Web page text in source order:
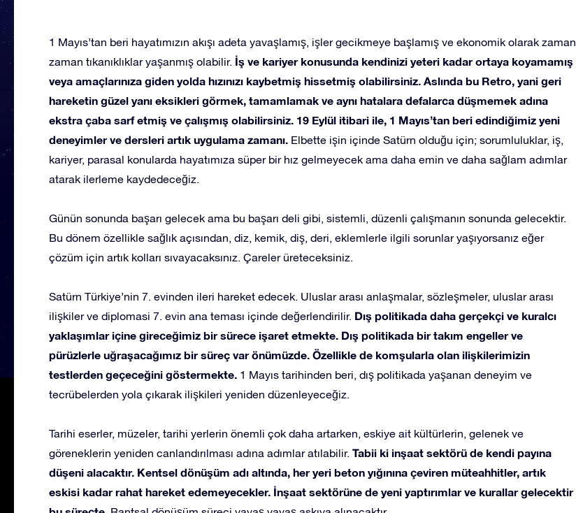
1 Mayıs’tan beri hayatımızın akışı adeta yavaşlamış, işler gecikmeye başlamış ve ekonomik olarak zaman
zaman tıkanıklıklar yaşanmış olabilir. İş ve kariyer konusunda kendinizi yeteri kadar ortaya koyamamış
veya amaçlarınıza giden yolda hızınızı kaybetmiş hissetmiş olabilirsiniz. Aslında bu Retro, yani geri
hareketin güzel yanı eksikleri görmek, tamamlamak ve aynı hatalara defalarca düşmemek adına
ekstra çaba sarf etmiş ve çalışmış olabilirsiniz. 19 Eylül itibari ile, 1 Mayıs’tan beri edindiğimiz yeni
deneyimler ve dersleri artık uygulama zamanı. Elbette işin içinde Satürn olduğu için; sorumluluklar, iş,
kariyer, parasal konularda hayatımıza süper bir hız gelmeyecek ama daha emin ve daha sağlam adımlar
atarak ilerleme kaydedeceğiz.
Günün sonunda başarı gelecek ama bu başarı deli gibi, sistemli, düzenli çalışmanın sonunda gelecektir.
Bu dönem özellikle sağlık açısından, diz, kemik, diş, deri, eklemlerle ilgili sorunlar yaşıyorsanız eğer
çözüm için artık kolları sıvayacaksınız. Çareler üreteceksiniz.
Satürn Türkiye’nin 7. evinden ileri hareket edecek. Uluslar arası anlaşmalar, sözleşmeler, uluslar arası
ilişkiler ve diplomasi 7. evin ana teması içinde değerlendirilir. Dış politikada daha gerçekçi ve kuralcı
yaklaşımlar içine gireceğimiz bir sürece işaret etmekte. Dış politikada bir takım engeller ve
pürüzlerle uğraşacağımız bir süreç var önümüzde. Özellikle de komşularla olan ilişkilerimizin
testlerden geçeceğini göstermekte. 1 Mayıs tarihinden beri, dış politikada yaşanan deneyim ve
tecrübelerden yola çıkarak ilişkileri yeniden düzenleyeceğiz.
Tarihi eserler, müzeler, tarihi yerlerin önemli çok daha artarken, eskiye ait kültürlerin, gelenek ve
göreneklerin yeniden canlandırılması adına adımlar atılabilir. Tabii ki inşaat sektörü de kendi payına
düşeni alacaktır. Kentsel dönüşüm adı altında, her yeri beton yığınına çeviren müteahhitler, artık
eskisi kadar rahat hareket edemeyecekler. İnşaat sektörüne de yeni yaptırımlar ve kurallar gelecektir